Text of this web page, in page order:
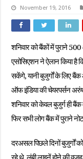
November 19, 2016
शनिवार को बैंकों में पुराने
एसोसिएशन ने ऐलान किया है
सकेंगे, यानी बुजुर्गों के लिए
ऑफ इंडिया की चेयरपर्सन
शनिवार को केवल बुजुर्ग ही
फिर सभी लोग बैंक में पुराने
दरअसल पिछले दिनों बुजुर्गों